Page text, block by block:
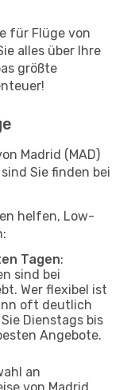
für Flüge von
alles über Ihre
größte
Madrid (MAD)
Sie finden bei
helfen, Low-
Tagen:
sind bei
Wer flexibel ist
oft deutlich
Dienstags bis
Angebote.
an